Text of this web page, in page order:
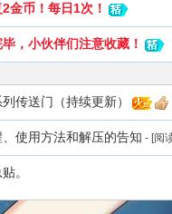
金币！每日1次！
，小伙伴们注意收藏！
传送门（持续更新）
使用方法和解压的告知 - [阅
。